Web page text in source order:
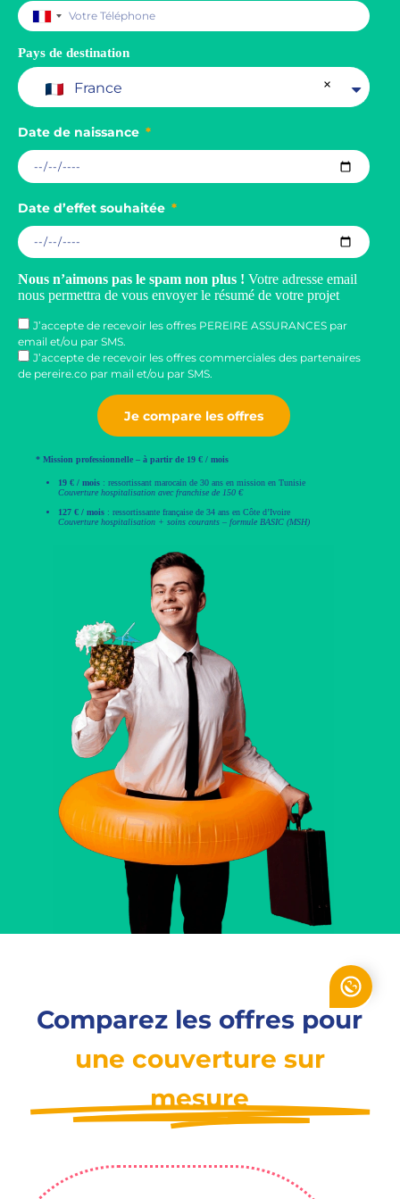
r
a
n
c
e
3
3
Pays de destination
×
France
Date de naissance
Date d’effet souhaitée
Nous n’aimons pas le spam non plus ! Votre adresse email
nous permettra de vous envoyer le résumé de votre projet
J’accepte de recevoir les offres PEREIRE ASSURANCES par
email et/ou par SMS.
J’accepte de recevoir les offres commerciales des partenaires
de pereire.co par mail et/ou par SMS.
Je compare les offres
* Mission professionnelle – à partir de 19 € / mois
19 € / mois : ressortissant marocain de 30 ans en mission en Tunisie
Couverture hospitalisation avec franchise de 150 €
127 € / mois : ressortissante française de 34 ans en Côte d’Ivoire
Couverture hospitalisation + soins courants – formule BASIC (MSH)
Comparez les offres pour
une couverture sur
mesure